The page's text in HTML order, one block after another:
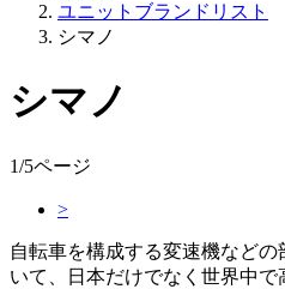
ユニットブランドリスト
シマノ
シマノ
1/5ページ
>
自転車を構成する変速機など
いて、日本だけでなく世界中